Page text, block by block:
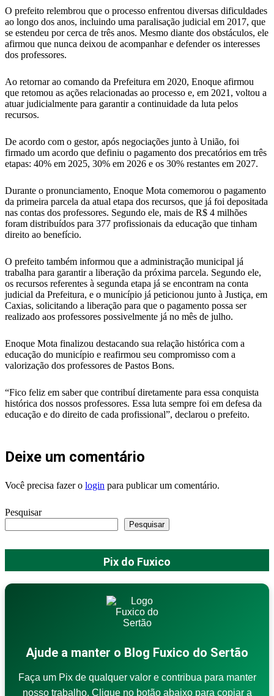
O prefeito relembrou que o processo enfrentou diversas dificuldades
ao longo dos anos, incluindo uma paralisação judicial em 2017, que
se estendeu por cerca de três anos. Mesmo diante dos obstáculos, ele
afirmou que nunca deixou de acompanhar e defender os interesses
dos professores.
Ao retornar ao comando da Prefeitura em 2020, Enoque afirmou
que retomou as ações relacionadas ao processo e, em 2021, voltou a
atuar judicialmente para garantir a continuidade da luta pelos
recursos.
De acordo com o gestor, após negociações junto à União, foi
firmado um acordo que definiu o pagamento dos precatórios em três
etapas: 40% em 2025, 30% em 2026 e os 30% restantes em 2027.
Durante o pronunciamento, Enoque Mota comemorou o pagamento
da primeira parcela da atual etapa dos recursos, que já foi depositada
nas contas dos professores. Segundo ele, mais de R$ 4 milhões
foram distribuídos para 377 profissionais da educação que tinham
direito ao benefício.
O prefeito também informou que a administração municipal já
trabalha para garantir a liberação da próxima parcela. Segundo ele,
os recursos referentes à segunda etapa já se encontram na conta
judicial da Prefeitura, e o município já peticionou junto à Justiça, em
Caxias, solicitando a liberação para que o pagamento possa ser
realizado aos professores possivelmente já no mês de julho.
Enoque Mota finalizou destacando sua relação histórica com a
educação do município e reafirmou seu compromisso com a
valorização dos professores de Pastos Bons.
“Fico feliz em saber que contribuí diretamente para essa conquista
histórica dos nossos professores. Essa luta sempre foi em defesa da
educação e do direito de cada profissional”, declarou o prefeito.
Deixe um comentário
Você precisa fazer o login para publicar um comentário.
Pesquisar
Pesquisar
Pix do Fuxico
Ajude a manter o Blog Fuxico do Sertão
Faça um Pix de qualquer valor e contribua para manter
nosso trabalho. Clique no botão abaixo para copiar a